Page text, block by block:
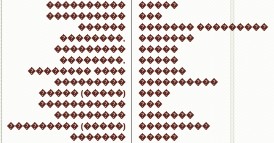
����������
����������
������
��������,
���������
��������,
�������� ����
���������
����� (�����)
�����������
���������
��������� (�����)
�������
�����
���
������� ���������
�������
�����
�����
������
����������
����
���
�������
���������
�����